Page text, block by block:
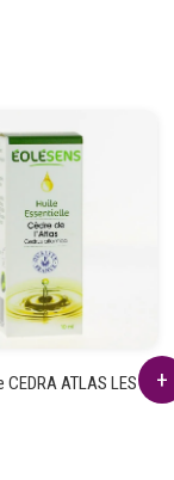
ATLAS LES